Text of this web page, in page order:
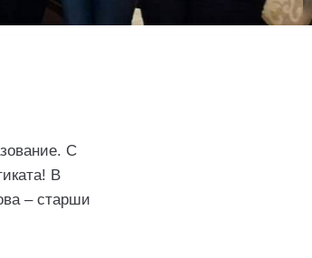
С
В
– старши